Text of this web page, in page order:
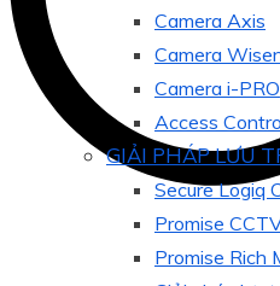
Camera Axis
Camera
Camera i-PRO
Access
GIẢI PHÁP LƯU
Secure Logiq
Promise
Promise Rich